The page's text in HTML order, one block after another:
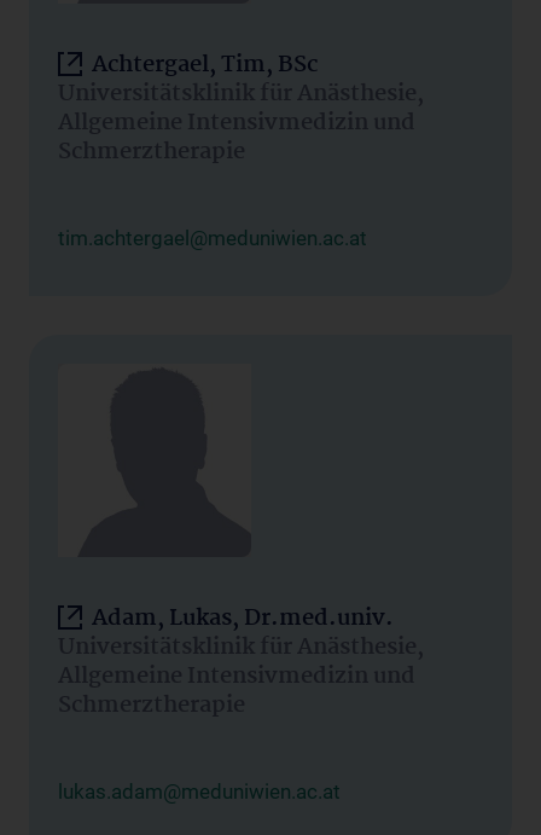
Achtergael, Tim, BSc
Universitätsklinik für Anästhesie,
Allgemeine Intensivmedizin und
Schmerztherapie
tim.achtergael@meduniwien.ac.at
Adam, Lukas, Dr.med.univ.
Universitätsklinik für Anästhesie,
Allgemeine Intensivmedizin und
Schmerztherapie
lukas.adam@meduniwien.ac.at